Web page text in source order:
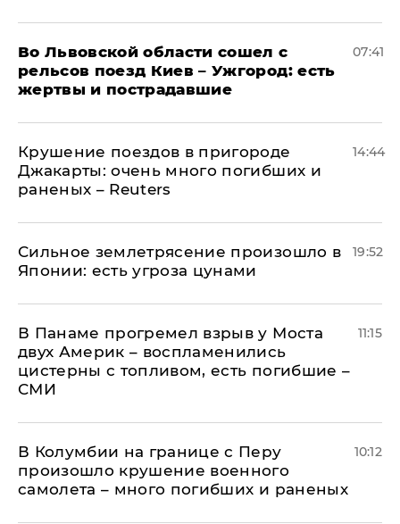
Во Львовской области сошел с
рельсов поезд Киев – Ужгород: есть
жертвы и пострадавшие
07:41
Крушение поездов в пригороде
Джакарты: очень много погибших и
раненых – Reuters
14:44
Сильное землетрясение произошло в
Японии: есть угроза цунами
19:52
В Панаме прогремел взрыв у Моста
двух Америк – воспламенились
цистерны с топливом, есть погибшие –
СМИ
11:15
В Колумбии на границе с Перу
произошло крушение военного
самолета – много погибших и раненых
10:12